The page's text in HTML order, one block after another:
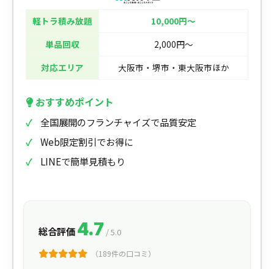
軽トラ積み放題
10,000円〜
単品回収
2,000円〜
対応エリア
大阪市・堺市・東大阪市ほか
おすすめポイント
全国展開のフランチャイズで品質安定
Web限定割引でお得に
LINEで簡単見積もり
総合評価4.7 / 5.0
（189件の口コミ）